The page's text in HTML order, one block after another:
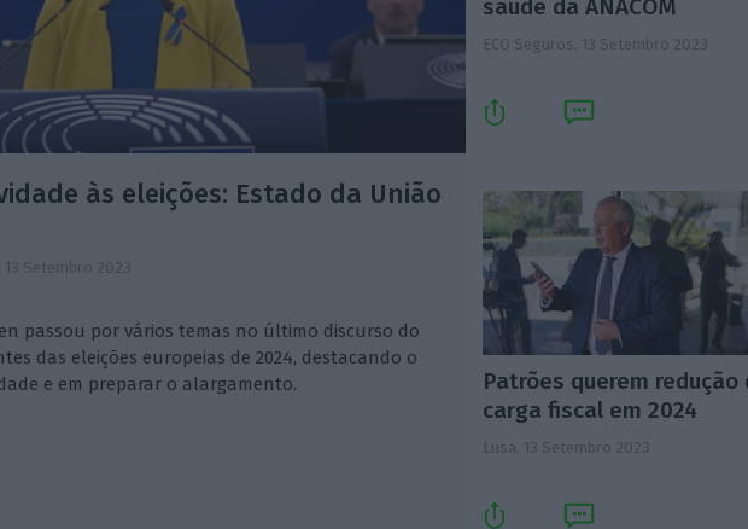
às eleições: Estado da União
13 Setembro 2023
passou por vários temas no último discurso do
das eleições europeias de 2024, destacando o
e em preparar o alargamento.
saúde da ANACOM
ECO Seguros, 13 Setembro 2023
Patrões querem redução
carga fiscal em 2024
Lusa, 13 Setembro 2023